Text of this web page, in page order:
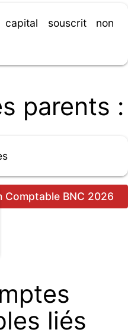
souscrit non
parents :
Comptable BNC 2026
liés